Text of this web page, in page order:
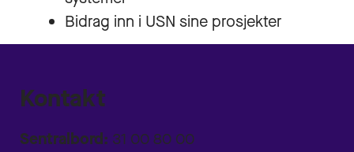
Bidrag inn i USN sine prosjekter
Kontakt
Sentralbord: 31 00 80 00